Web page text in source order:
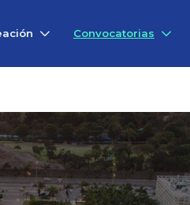
Convocatorias